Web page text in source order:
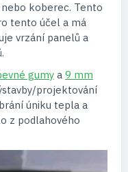
koberec. Tento
tento účel a má
vrzání panelů a
gumy a 9 mm
projektování
úniku tepla a
z podlahového